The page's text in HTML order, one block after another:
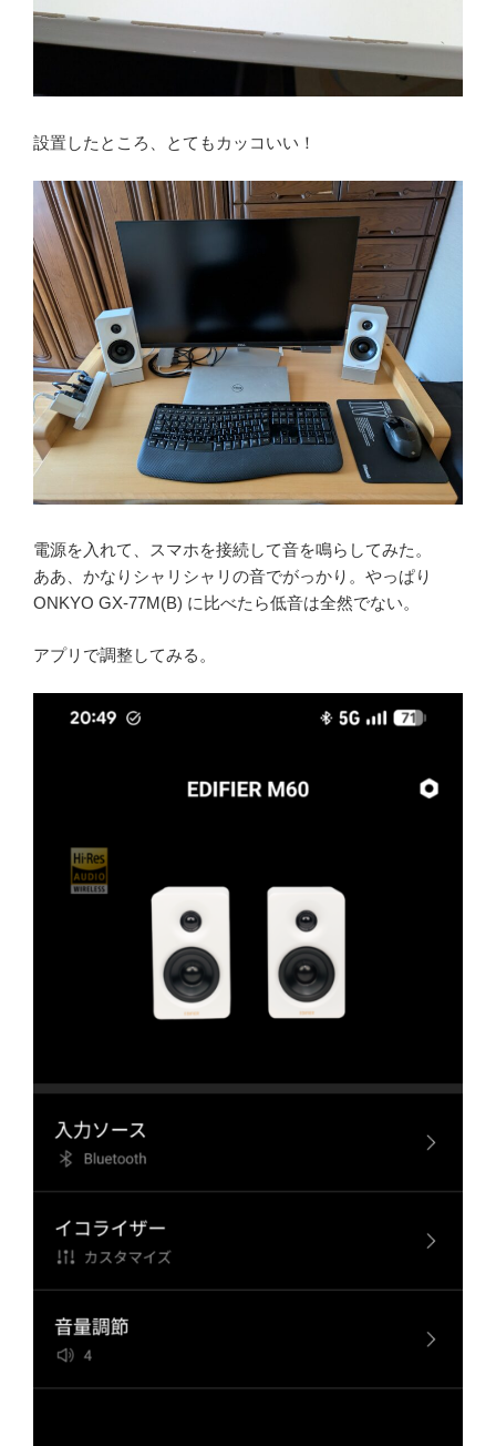
設置したところ、とてもカッコいい！
電源を入れて、スマホを接続して音を鳴らしてみた。
ああ、かなりシャリシャリの音でがっかり。やっぱり
ONKYO GX-77M(B) に比べたら低音は全然でない。
アプリで調整してみる。